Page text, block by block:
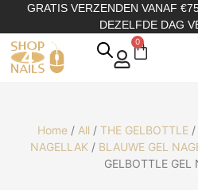
GRATIS VERZENDEN VANAF
DEZELFDE DAG
0
Home / All / THE GELBOTTLE /
NAGELLAK / BLAUWE GEL
GELBOTTLE GEL